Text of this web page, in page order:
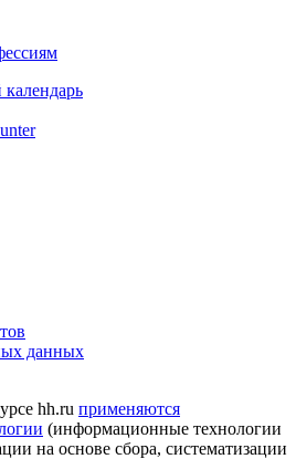
данных
hh.ru применяются
(информационные технологии
на основе сбора, систематизации